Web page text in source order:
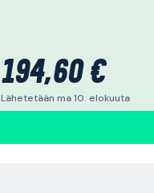
kipsilevylle.
Moduulijärjestelmän ansiosta
voit helposti purkaa
valaisimen osiin ja säästää
194,60 €
Lähetetään ma 10. elokuuta